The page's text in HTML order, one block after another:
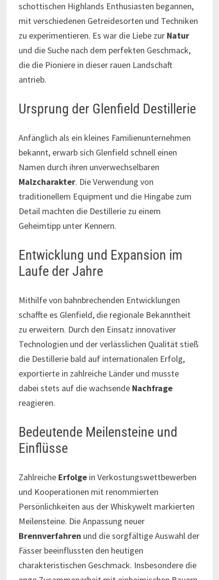
schottischen Highlands Enthusiasten begannen,
mit verschiedenen Getreidesorten und Techniken
zu experimentieren. Es war die Liebe zur Natur
und die Suche nach dem perfekten Geschmack,
die die Pioniere in dieser rauen Landschaft
antrieb.
Ursprung der Glenfield Destillerie
Anfänglich als ein kleines Familienunternehmen
bekannt, erwarb sich Glenfield schnell einen
Namen durch ihren unverwechselbaren
Malzcharakter. Die Verwendung von
traditionellem Equipment und die Hingabe zum
Detail machten die Destillerie zu einem
Geheimtipp unter Kennern.
Entwicklung und Expansion im
Laufe der Jahre
Mithilfe von bahnbrechenden Entwicklungen
schaffte es Glenfield, die regionale Bekanntheit
zu erweitern. Durch den Einsatz innovativer
Technologien und der verlässlichen Qualität stieß
die Destillerie bald auf internationalen Erfolg,
exportierte in zahlreiche Länder und musste
dabei stets auf die wachsende Nachfrage
reagieren.
Bedeutende Meilensteine und
Einflüsse
Zahlreiche Erfolgein Verkostungswettbewerben
und Kooperationen mit renommierten
Persönlichkeiten aus der Whiskywelt markierten
Meilensteine. Die Anpassung neuer
Brennverfahren und die sorgfältige Auswahl der
Fässer beeinflussten den heutigen
charakteristischen Geschmack. Insbesondere die